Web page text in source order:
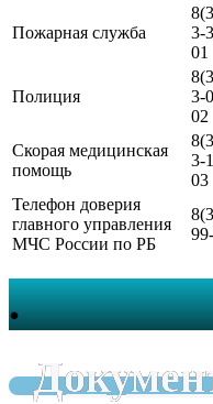
Пожарная служба
3-
01
Полиция
3-
02
Скорая медицинская
помощь
3-
03
Телефон доверия
главного управления
МЧС России по РБ
.